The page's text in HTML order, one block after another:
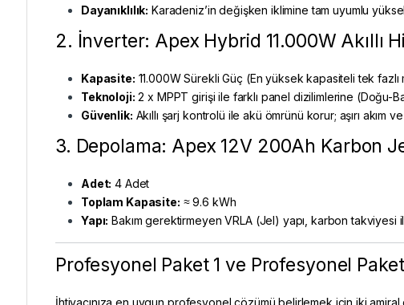
Dayanıklılık: Karadeniz’in değişken iklimine tam uyumlu
2. İnverter: Apex Hybrid 11.000W Akıllı
Kapasite: 11.000W Sürekli Güç (En yüksek kapasiteli tek fazlı
Teknoloji: 2 x MPPT girişi ile farklı panel dizilimlerine (Doğu-
Güvenlik: Akıllı şarj kontrolü ile akü ömrünü korur; aşırı akım ve
3. Depolama: Apex 12V 200Ah Karbon
Adet: 4 Adet
Toplam Kapasite: ≈ 9.6 kWh
Yapı: Bakım gerektirmeyen VRLA (Jel) yapı, karbon takviyesi
Profesyonel Paket 1 ve Profesyonel Paket